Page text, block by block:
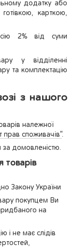
додатку або
карткою,
2% від суми
у відділенні
та комплектацію
з нашого
належної
прав споживачів".
за домовленістю.
товарів
Закону України
покупцем Ви
на
і не має слідів